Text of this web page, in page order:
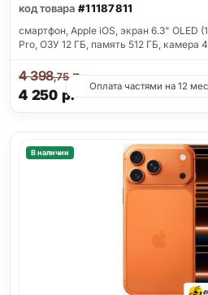
код товара #11187811
смартфон, Apple iOS, экран 6.3" OLED
Pro, ОЗУ 12 ГБ, память 512 ГБ,
4 250 р.
4 398,75р.
Оплата частями на 12
В наличии